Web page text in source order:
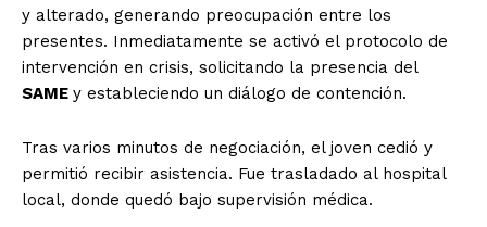
y alterado, generando preocupación entre los
presentes. Inmediatamente se activó el protocolo de
intervención en crisis, solicitando la presencia del
SAME y estableciendo un diálogo de contención.
Tras varios minutos de negociación, el joven cedió y
permitió recibir asistencia. Fue trasladado al hospital
local, donde quedó bajo supervisión médica.